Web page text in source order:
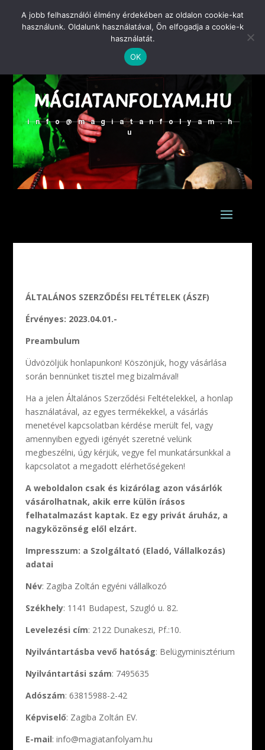
ZAGIBA ZOLTÁN
MÁGUS
MÁGIATANFOLYAM.HU
info@magiatanfolyam.h
u
ÁLTALÁNOS SZERZŐDÉSI FELTÉTELEK (ÁSZF)
Érvényes: 2023.04.01.-
Preambulum
Üdvözöljük honlapunkon! Köszönjük, hogy vásárlása
során bennünket tisztel meg bizalmával!
Ha a jelen Általános Szerződési Feltételekkel, a honlap
használatával, az egyes termékekkel, a vásárlás
menetével kapcsolatban kérdése merült fel, vagy
amennyiben egyedi igényét szeretné velünk
megbeszélni, úgy kérjük, vegye fel munkatársunkkal a
kapcsolatot a megadott elérhetőségeken!
A weboldalon csak és kizárólag azon vásárlók
vásárolhatnak, akik erre külön írásos
felhatalmazást kaptak. Ez egy privát áruház, a
nagyközönség elől elzárt.
Impresszum: a Szolgáltató (Eladó, Vállalkozás)
adatai
Név: Zagiba Zoltán egyéni vállalkozó
Székhely: 1141 Budapest, Szugló u. 82.
Levelezési cím: 2122 Dunakeszi, Pf.:10.
Nyilvántartásba vevő hatóság: Belügyminisztérium
Nyilvántartási szám: 7495635
Adószám: 63815988-2-42
Képviselő: Zagiba Zoltán EV.
E-mail: info@magiatanfolyam.hu
A jobb felhasználói élmény érdekében az oldalon cookie-kat
használunk. Oldalunk használatával, Ön elfogadja a cookie-k
használatát.
OK